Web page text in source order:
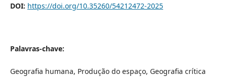
DOI: https://doi.org/10.35260/54212472-2025
Palavras-chave:
Geografia humana, Produção do espaço, Geografia crítica